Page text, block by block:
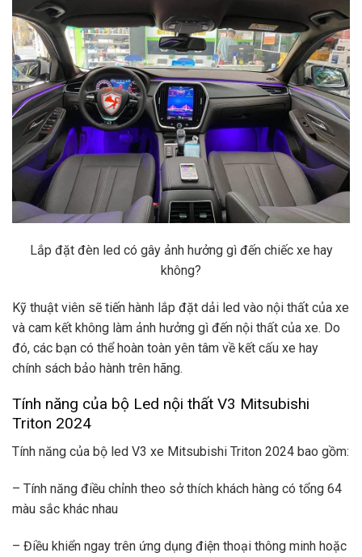
Lắp đặt đèn led có gây ảnh hưởng gì đến chiếc xe hay
không?
Kỹ thuật viên sẽ tiến hành lắp đặt dải led vào nội thất của xe
và cam kết không làm ảnh hưởng gì đến nội thất của xe. Do
đó, các bạn có thể hoàn toàn yên tâm về kết cấu xe hay
chính sách bảo hành trên hãng.
Tính năng của bộ Led nội thất V3 Mitsubishi
Triton 2024
Tính năng của bộ led V3 xe Mitsubishi Triton 2024 bao gồm:
– Tính năng điều chỉnh theo sở thích khách hàng có tổng 64
màu sắc khác nhau
– Điều khiển ngay trên ứng dụng điện thoại thông minh hoặc